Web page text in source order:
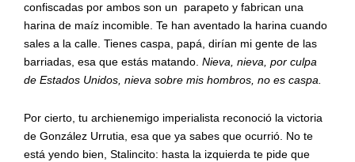
confiscadas por ambos son un parapeto y fabrican una
harina de maíz incomible. Te han aventado la harina cuando
sales a la calle. Tienes caspa, papá, dirían mi gente de las
barriadas, esa que estás matando. Nieva, nieva, por culpa
de Estados Unidos, nieva sobre mis hombros, no es caspa.
Por cierto, tu archienemigo imperialista reconoció la victoria
de González Urrutia, esa que ya sabes que ocurrió. No te
está yendo bien, Stalincito: hasta la izquierda te pide que